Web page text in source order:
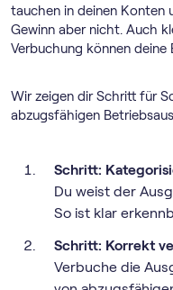
tauchen in deinen Konten
Gewinn aber nicht. Auch
Verbuchung können
Wir zeigen dir Schritt für
abzugsfähigen
Schritt:
Du weist der
So ist klar
Schritt: Korrekt
Verbuche die